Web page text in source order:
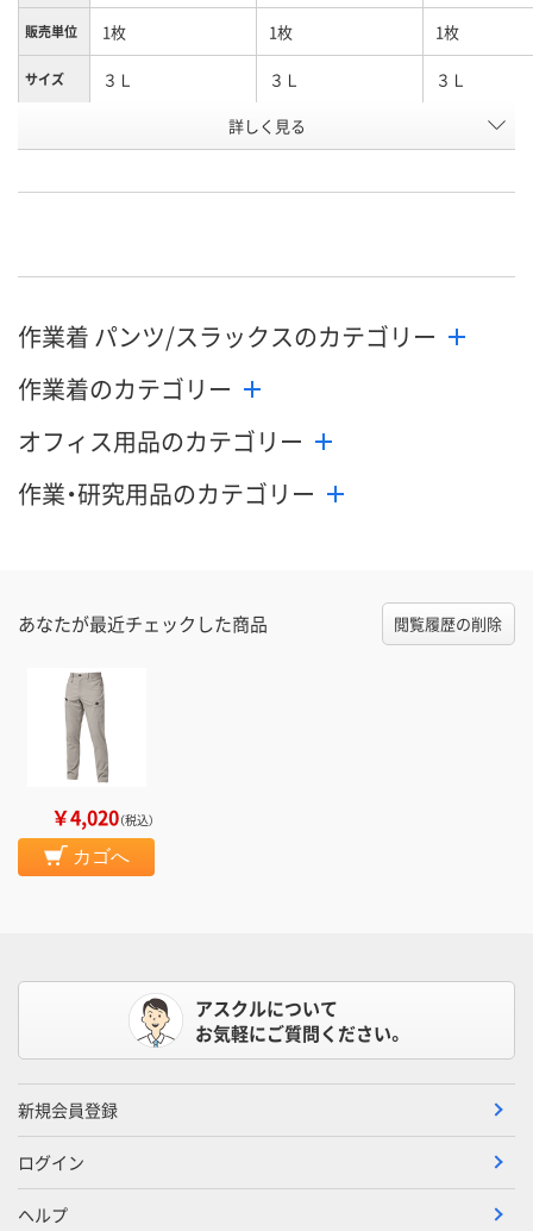
販売単位 1枚 1枚 1枚
サイズ ３Ｌ ３Ｌ ３Ｌ
チャコールブラック ネイビー
号
お届け日 8月21日（金）まで
数量
カゴへ
メーカー都合により
詳しく見る
作業着 パンツ/スラックスのカテゴリー
作業着のカテゴリー
オフィス用品のカテゴリー
作業・研究用品のカテゴリー
あなたが最近チェックした商品 閲覧履歴の削除
￥4,020（税込）
カゴへ
アスクルについて
お気軽にご質問ください。
新規会員登録
ログイン
ヘルプ